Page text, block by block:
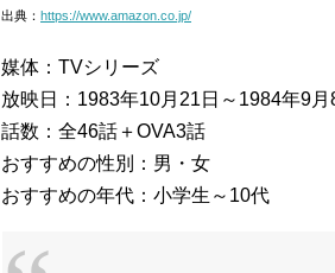
出典： https://www.amazon.co.jp/
媒体：TVシリーズ
放映日：1983年10月21日～1984年9月
話数：全46話＋OVA3話
おすすめの性別：男・女
おすすめの年代：小学生～10代